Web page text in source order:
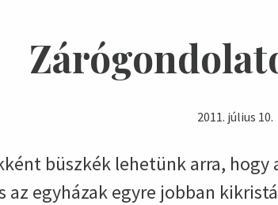
2011. július 10.
büszkék lehetünk arra,
az egyházak egyre jobban